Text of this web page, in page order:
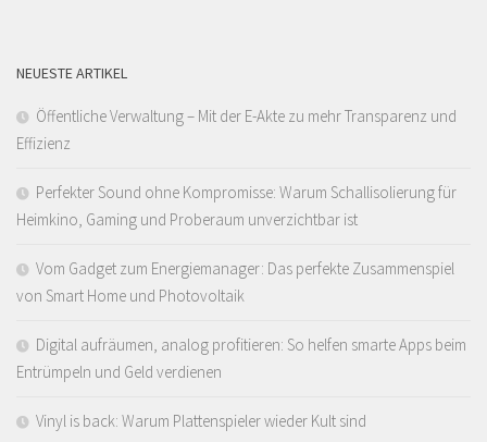
NEUESTE ARTIKEL
Öffentliche Verwaltung – Mit der E-Akte zu mehr Transparenz und
Effizienz
Perfekter Sound ohne Kompromisse: Warum Schallisolierung für
Heimkino, Gaming und Proberaum unverzichtbar ist
Vom Gadget zum Energiemanager: Das perfekte Zusammenspiel
von Smart Home und Photovoltaik
Digital aufräumen, analog profitieren: So helfen smarte Apps beim
Entrümpeln und Geld verdienen
Vinyl is back: Warum Plattenspieler wieder Kult sind